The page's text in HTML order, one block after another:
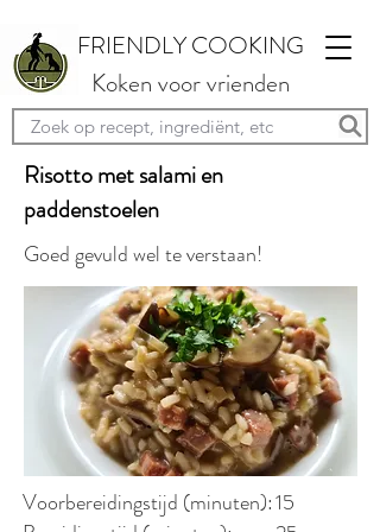
FRIENDLY COOKING
Koken voor vrienden
Risotto met salami en
paddenstoelen
Goed gevuld wel te verstaan!
15
Voorbereidingstijd (minuten):